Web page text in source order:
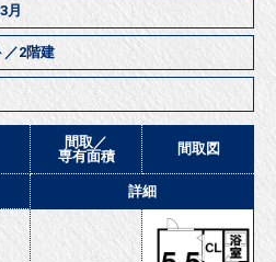
月
／2階建
間取／
専有面積
間取図
詳細